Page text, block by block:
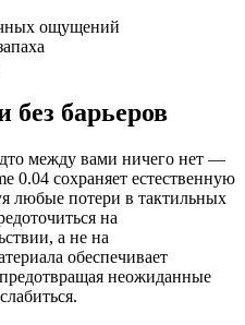
ощущений
барьеров
между вами ничего нет —
0.04 сохраняет естественную
любые потери в тактильных
на
а не на
обеспечивает
неожиданные